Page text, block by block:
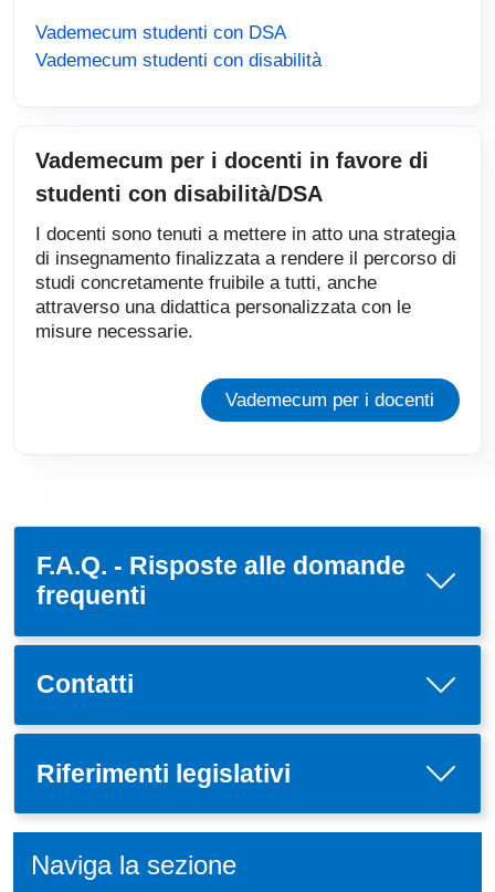
Vademecum studenti con DSA
Vademecum studenti con disabilità
Vademecum per i docenti in favore di
studenti con disabilità/DSA
I docenti sono tenuti a mettere in atto una strategia
di insegnamento finalizzata a rendere il percorso di
studi concretamente fruibile a tutti, anche
attraverso una didattica personalizzata con le
misure necessarie.
Vademecum per i docenti
F.A.Q. - Risposte alle domande
frequenti
Contatti
Riferimenti legislativi
Naviga la sezione